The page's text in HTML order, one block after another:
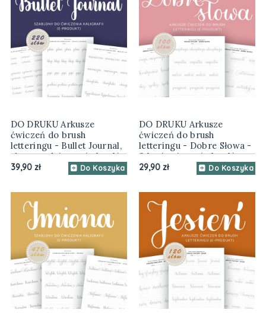
DO DRUKU Arkusze
ćwiczeń do brush
letteringu - Bullet Journal,
słowa codzienne (e-book)
39,90 zł Do Koszyka
DO DRUKU Arkusze
ćwiczeń do brush
letteringu - Dobre Słowa -
3 kroje pisma (e-book)
29,90 zł Do Koszyka